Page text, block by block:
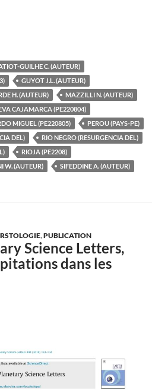
GUILHE C. (AUTEUR)
GUYOT J.L. (AUTEUR)
H. (AUTEUR)
MAZZILLI N. (AUTEUR)
CAJAMARCA (PE220804)
MIGUEL (PE220805)
PEROU (PAYS-PE)
DEL)
RIO NEGRO (RESURGENCIA DEL)
RIOJA (PE2208)
W. (AUTEUR) SIFEDDINE A. (AUTEUR)
,PUBLICATION
Science Letters,
dans les